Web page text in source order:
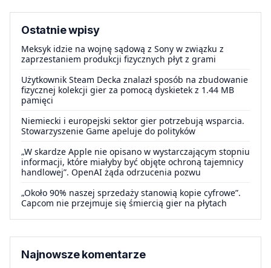
Ostatnie wpisy
Meksyk idzie na wojnę sądową z Sony w związku z
zaprzestaniem produkcji fizycznych płyt z grami
Użytkownik Steam Decka znalazł sposób na zbudowanie
fizycznej kolekcji gier za pomocą dyskietek z 1.44 MB
pamięci
Niemiecki i europejski sektor gier potrzebują wsparcia.
Stowarzyszenie Game apeluje do polityków
„W skardze Apple nie opisano w wystarczającym stopniu
informacji, które miałyby być objęte ochroną tajemnicy
handlowej”. OpenAI żąda odrzucenia pozwu
„Około 90% naszej sprzedaży stanowią kopie cyfrowe”.
Capcom nie przejmuje się śmiercią gier na płytach
Najnowsze komentarze